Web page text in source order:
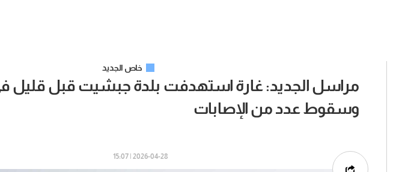
خاص الجديد
مراسل الجديد: غارة استهدفت بلدة جبشيت قبل قليل
وسقوط عدد من الإصابات
2026-04-28 | 15:07